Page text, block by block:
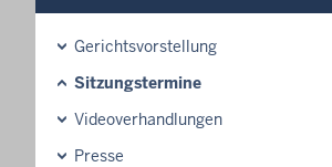
Gerichtsvorstellung
Sitzungstermine
Videoverhandlungen
Presse